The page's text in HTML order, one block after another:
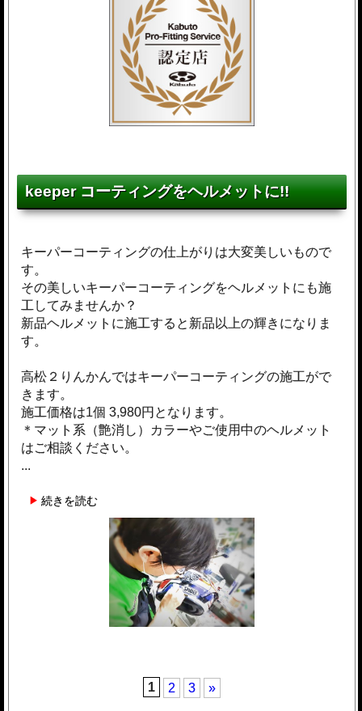
keeper コーティングをヘルメットに!!
キーパーコーティングの仕上がりは大変美しいもので
す。
その美しいキーパーコーティングをヘルメットにも施
工してみませんか？
新品ヘルメットに施工すると新品以上の輝きになりま
す。
高松２りんかんではキーパーコーティングの施工がで
きます。
施工価格は1個 3,980円となります。
＊マット系（艶消し）カラーやご使用中のヘルメット
はご相談ください。
...
続きを読む
1 2 3 »